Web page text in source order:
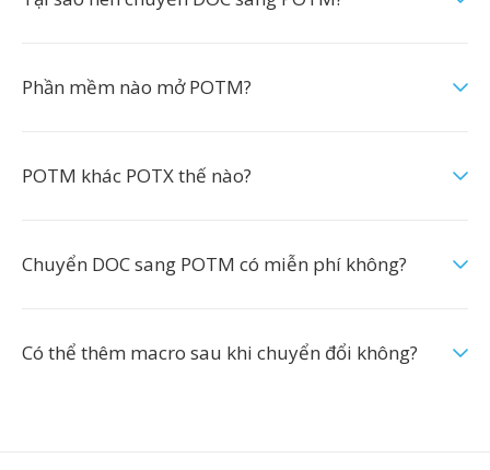
Phần mềm nào mở POTM?
POTM khác POTX thế nào?
Chuyển DOC sang POTM có miễn phí không?
Có thể thêm macro sau khi chuyển đổi không?